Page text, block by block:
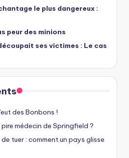
le plus dangereux :
peur des minions
ses victimes : Le cas
des Bonbons !
pire médecin de Springfield ?
tuer : comment un pays glisse